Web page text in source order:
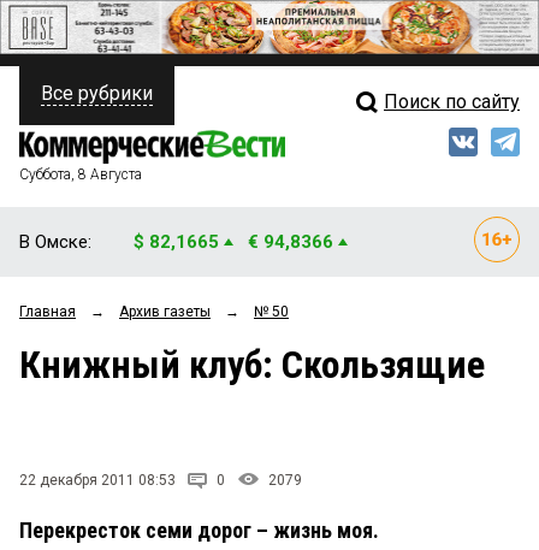
ПОЛИТИКА
ФИНАНСЫ
ОБЩЕСТВО
ЗАКОН
ПРОИСШЕСТВИЯ
СТИЛЬ ЖИЗНИ
Свежий выпуск
Рейтинги
Все рубрики Поиск по сайту
Суббота, 8 Августа
В Омске: $ 82,1665 € 94,8366
Главная → Архив газеты → № 50
Книжный клуб: Скользящие
22 декабря 2011 08:53 0 2079
Перекресток семи дорог – жизнь моя.